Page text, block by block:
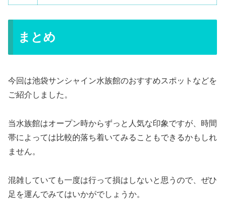
まとめ
今回は池袋サンシャイン水族館のおすすめスポットなどを
ご紹介しました。
当水族館はオープン時からずっと人気な印象ですが、時間
帯によっては比較的落ち着いてみることもできるかもしれ
ません。
混雑していても一度は行って損はしないと思うので、ぜひ
足を運んでみてはいかがでしょうか。